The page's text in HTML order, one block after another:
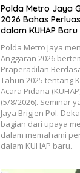
Polda Metro Jaya
2026 Bahas
dalam KUHAP Baru
Polda Metro Jaya
Anggaran 2026
Praperadilan
Tahun 2025 tentang
Acara Pidana
(5/8/2026). Seminar
Jaya Brigjen Pol.
bagian dari upaya
dalam memahami
dalam KUHAP baru.